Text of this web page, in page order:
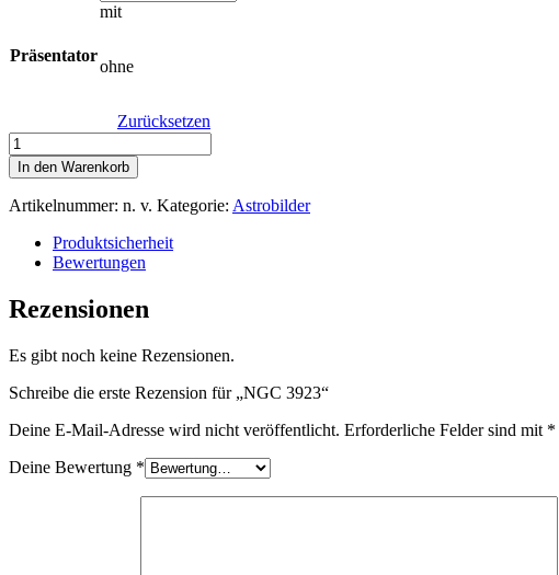
Präsentator
mit
ohne
Zurücksetzen
NGC
3923
Menge
In den Warenkorb
Artikelnummer: n. v. Kategorie: Astrobilder
Produktsicherheit
Bewertungen
Rezensionen
Es gibt noch keine Rezensionen.
Schreibe die erste Rezension für „NGC 3923“
Deine E-Mail-Adresse wird nicht veröffentlicht. Erforderliche Felder sind mit *
Deine Bewertung *